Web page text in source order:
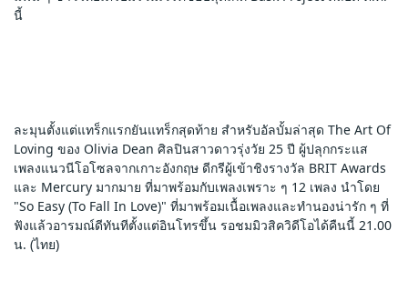
นี้
ละมุนตั้งแต่แทร็กแรกยันแทร็กสุดท้าย สำหรับอัลบั้มล่าสุด The Art Of
Loving ของ Olivia Dean ศิลปินสาวดาวรุ่งวัย 25 ปี ผู้ปลุกกระแส
เพลงแนวนีโอโซลจากเกาะอังกฤษ ดีกรีผู้เข้าชิงรางวัล BRIT Awards
และ Mercury มากมาย ที่มาพร้อมกับเพลงเพราะ ๆ 12 เพลง นำโดย
"So Easy (To Fall In Love)" ที่มาพร้อมเนื้อเพลงและทำนองน่ารัก ๆ ที่
ฟังแล้วอารมณ์ดีทันทีตั้งแต่อินโทรขึ้น รอชมมิวสิควิดีโอได้คืนนี้ 21.00
น. (ไทย)